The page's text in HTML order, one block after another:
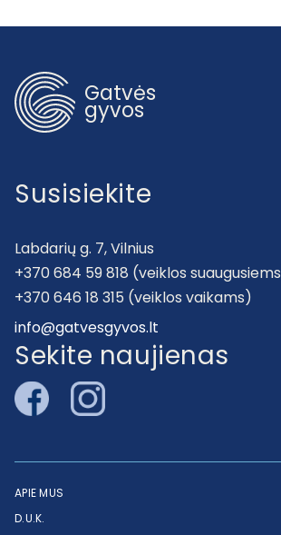
Gatvės
gyvos
Susisiekite
Labdarių g. 7, Vilnius
+370 684 59 818 (veiklos
+370 646 18 315 (veiklos vaikams)
info@gatvesgyvos.lt
Sekite naujienas
APIE MUS
D.U.K.